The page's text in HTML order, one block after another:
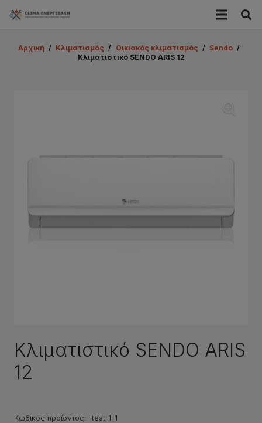
Αρχική / Κλιματισμός / Οικιακός κλιματισμός / Sendo /
Κλιματιστικό SENDO ARIS 12
Κλιματιστικό SENDO ARIS
12
Κωδικός προϊόντος: test_1-1